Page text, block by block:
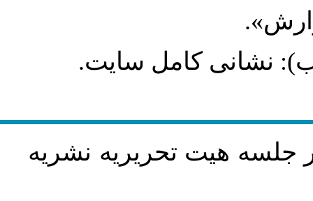
نشانی کامل سایت.
جلسه هيت تحريريه نشريه